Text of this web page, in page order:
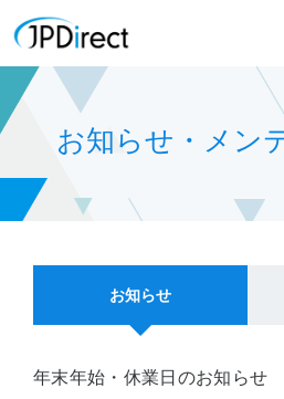
お知らせ・メン
お知らせ
年末年始・休業日のお知らせ